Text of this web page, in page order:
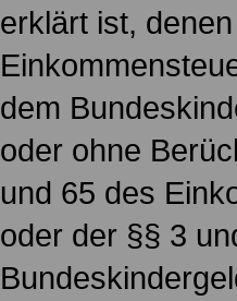
erklärt ist,
dem
oder ohne
und 65 des
oder der §§ 3